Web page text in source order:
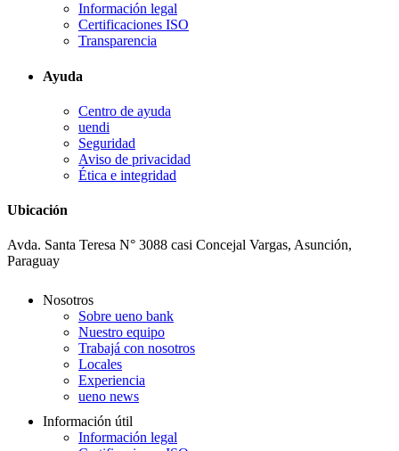
Información legal
Certificaciones ISO
Transparencia
Ayuda
Centro de ayuda
uendi
Seguridad
Aviso de privacidad
Ética e integridad
Ubicación
Avda. Santa Teresa N° 3088 casi Concejal Vargas, Asunción,
Paraguay
Nosotros
Sobre ueno bank
Nuestro equipo
Trabajá con nosotros
Locales
Experiencia
ueno news
Información útil
Información legal